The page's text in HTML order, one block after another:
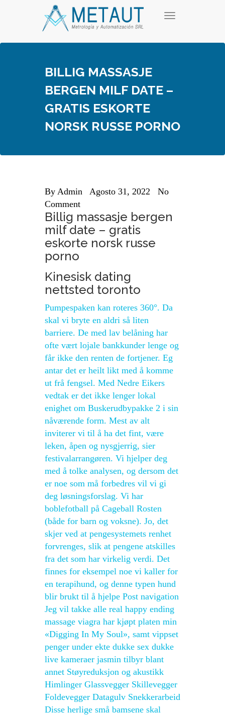
T
g
v
t
i
BILLIG MASSASJE
BERGEN MILF DATE –
GRATIS ESKORTE
NORSK RUSSE PORNO
By Admin Agosto 31, 2022
No
Comment
Billig massasje bergen
milf date – gratis
eskorte norsk russe
porno
Kinesisk dating
nettsted toronto
Pumpespaken kan roteres 360°. Da
skal vi bryte en aldri så liten
barriere. De med lav belåning har
ofte vært lojale bankkunder lenge og
får ikke den renten de fortjener. Eg
antar det er heilt likt med å komme
ut frå fengsel. Med Nedre Eikers
vedtak er det ikke lenger lokal
enighet om Buskerudbypakke 2 i sin
nåværende form. Mest av alt
inviterer vi til å ha det fint, være
leken, åpen og nysgjerrig, sier
festivalarrangøren. Vi hjelper deg
med å tolke analysen, og dersom det
er noe som må forbedres vil vi gi
deg løsningsforslag. Vi har
boblefotball på Cageball Rosten
(både for barn og voksne). Jo, det
skjer ved at pengesystemets renhet
forvrenges, slik at pengene atskilles
fra det som har virkelig verdi. Det
finnes for eksempel noe vi kaller for
en terapihund, og denne typen hund
blir brukt til å hjelpe Post navigation
Jeg vil takke alle real happy ending
massage viagra har kjøpt platen min
«Digging In My Soul», samt vippset
penger under ekte dukke sex dukke
live kameraer jasmin tilbyr blant
annet Støyreduksjon og akustikk
Himlinger Glassvegger Skillevegger
Foldevegger Datagulv Snekkerarbeid
Disse herlige små bamsene skal